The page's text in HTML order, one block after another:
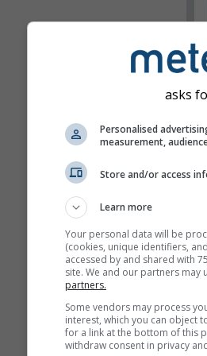
asks
Personalised
measurement,
Store and/or access
Learn more
Your personal data will be
(cookies, unique identifiers,
accessed by and shared with
site. We and our partners may
partners.
Some vendors may process
interest, which you can object
for a link at the bottom of this
withdraw consent in privacy